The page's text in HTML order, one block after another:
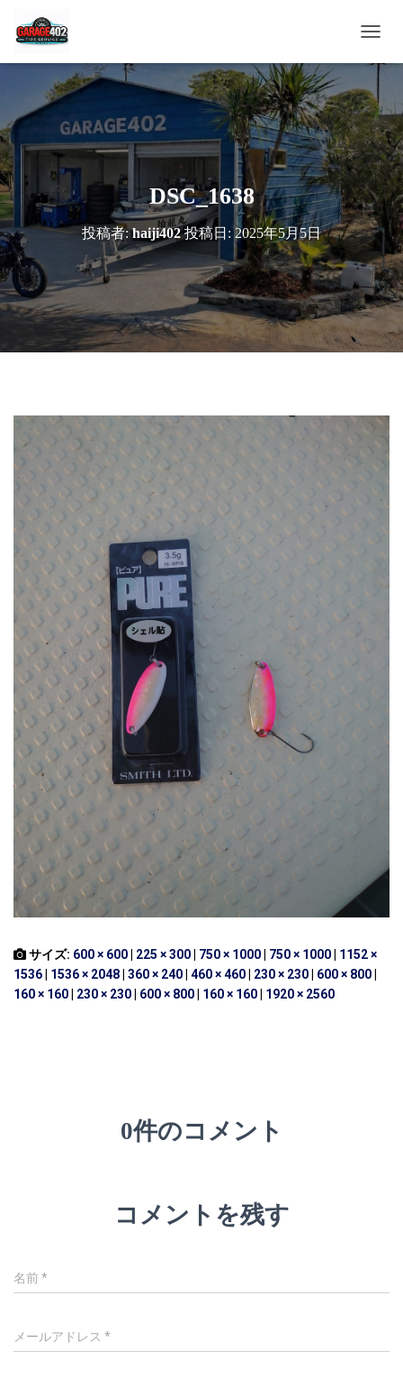
ビ
ー
シ
ョ
ン
を
切
り
替
え
DSC_1638
投稿者:haiji402投稿日:2025年5月5日
サイズ: 600 × 600 225 × 300 750 × 1000 750 × 1000
1152 ×
1536
1536 × 2048 360 × 240 460 × 460 230 × 230 600 × 800
160 × 160
230 × 230 600 × 800 160 × 160 1920 × 2560
0件のコメント
コメントを残す
名前*
メールアドレス *